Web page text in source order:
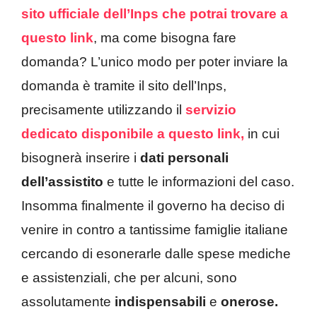
sito ufficiale dell’Inps che potrai trovare a
questo link, ma come bisogna fare
domanda? L’unico modo per poter inviare la
domanda è tramite il sito dell’Inps,
precisamente utilizzando il servizio
dedicato disponibile a questo link, in cui
bisognerà inserire i dati personali
dell’assistito e tutte le informazioni del caso.
Insomma finalmente il governo ha deciso di
venire in contro a tantissime famiglie italiane
cercando di esonerarle dalle spese mediche
e assistenziali, che per alcuni, sono
assolutamente indispensabili e onerose.